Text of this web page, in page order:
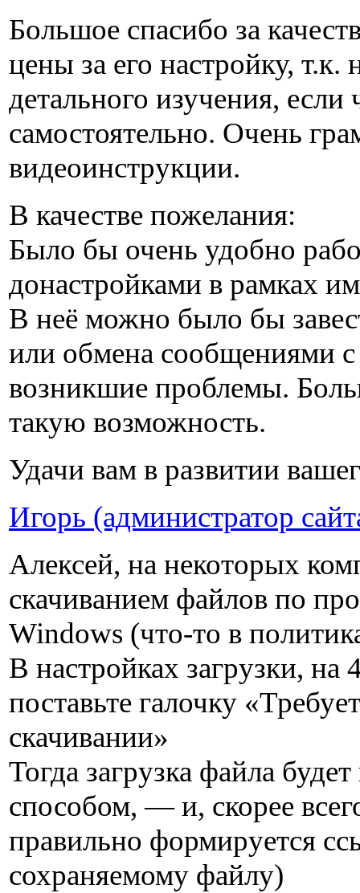
Большое спасибо за
цены за его настройку,
детального изучения, если
самостоятельно. Очень
видеоинструкции.
В качестве пожелания:
Было бы очень удобно
донастройками в рамках
В неё можно было бы
или обмена сообщениями
возникшие проблемы.
такую возможность.
Удачи вам в развитии
Игорь (администратор
Алексей, на некоторых
скачиванием файлов по
Windows (что-то в
В настройках загрузки, на
поставьте галочку
скачивании»
Тогда загрузка файла
способом, — и, скорее
правильно формируется
сохраняемому файлу)